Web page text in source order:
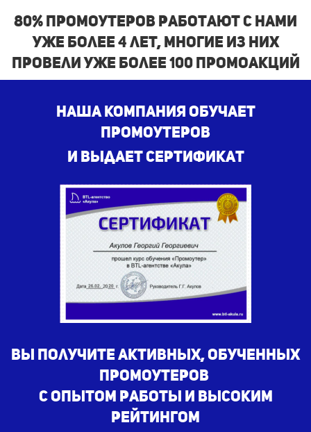
80% промоутеров работают с нами
уже более 4 лет, многие из них
провели уже более 100 промоакций
наша компания обучает
промоутеров
и выдает сертификат
Вы получите активных, обученных
промоутеров
с опытом работы и высоким
рейтингом